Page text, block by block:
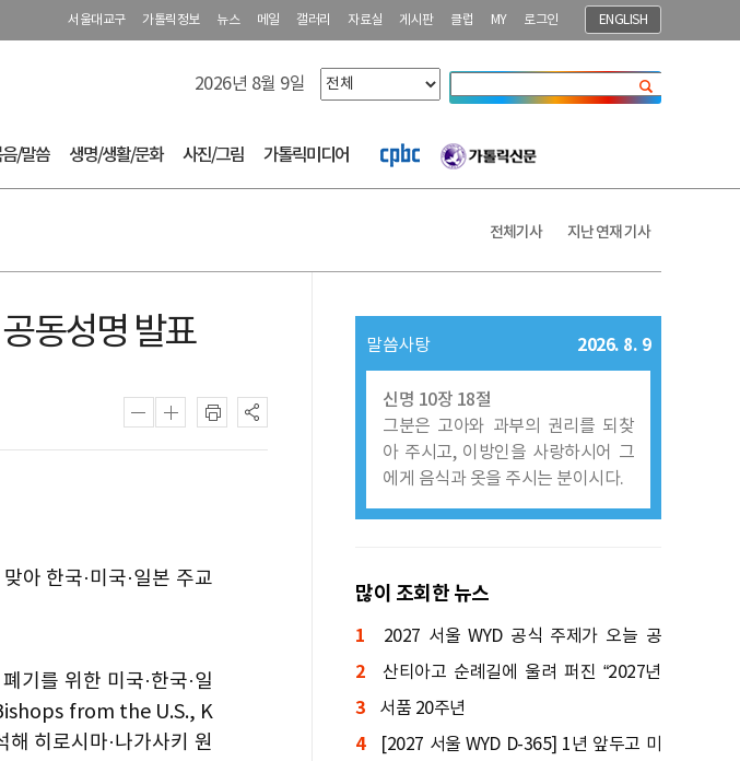
서울대교구 가톨릭정보 뉴스 메일 갤러리 자료실 게시판 클럽 MY 로그인 ENGLISH
2026년 8월 9일
/말씀 생명/생활/문화 사진/그림 가톨릭미디어
전체기사 지난 연재 기사
동성명 발표
아 한국·미국·일본 주교
기를 위한 미국·한국·일
from the U.S., K
히로시마·나가사키 원
말씀사탕 2026. 8. 9
신명 10장 18절
그분은 고아와 과부의 권리를 되찾
아 주시고, 이방인을 사랑하시어 그
에게 음식과 옷을 주시는 분이시다.
많이 조회한 뉴스
1
2027 서울 WYD 공식 주제가 오늘 공
개…한국인 곡 선정
2
산티아고 순례길에 울려 퍼진 “2027년
서울에서 만나요!”
3 서품 20주년
4
[2027 서울 WYD D-365] 1년 앞두고 미